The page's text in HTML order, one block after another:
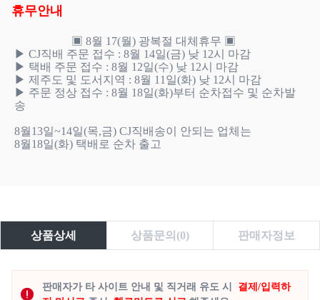
휴무안내
▶ CJ직배 주문 접수 : 8월 14일(금) 낮 12시 마감
▶ 택배 주문 접수 : 8월 12일(수) 낮 12시 마감
▶ 제주도 및 도서지역 : 8월 11일(화) 낮 12시 마감
▶ 주문 정상 접수 : 8월 18일(화)부터 순차접수 및 순차발
송
8월13일~14일(목,금) CJ직배송이 안되는 업체는
8월18일(화) 택배로 순차 출고
상품상세 상품문의(0) 판매자정보
판매자가 타 사이트 안내 및 직거래 유도 시
결제/입력하